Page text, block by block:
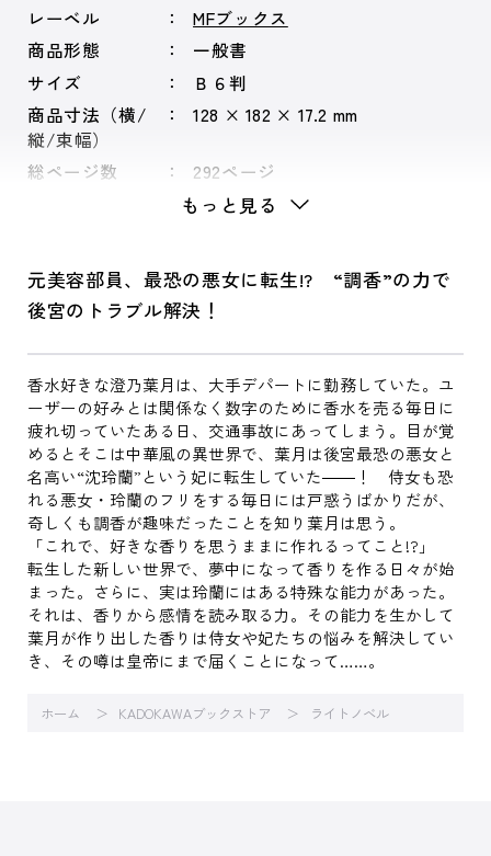
レーベル
MFブックス
商品形態
一般書
サイズ
Ｂ６判
商品寸法（横/
縦/束幅）
128 × 182 × 17.2 mm
総ページ数 292ページ
もっと見る
元美容部員、最恐の悪女に転生!? “調香”の力で
後宮のトラブル解決！
香水好きな澄乃葉月は、大手デパートに勤務していた。ユ
ーザーの好みとは関係なく数字のために香水を売る毎日に
疲れ切っていたある日、交通事故にあってしまう。目が覚
めるとそこは中華風の異世界で、葉月は後宮最恐の悪女と
名高い“沈玲蘭”という妃に転生していた――！ 侍女も恐
れる悪女・玲蘭のフリをする毎日には戸惑うばかりだが、
奇しくも調香が趣味だったことを知り葉月は思う。
「これで、好きな香りを思うままに作れるってこと!?」
転生した新しい世界で、夢中になって香りを作る日々が始
まった。さらに、実は玲蘭にはある特殊な能力があった。
それは、香りから感情を読み取る力。その能力を生かして
葉月が作り出した香りは侍女や妃たちの悩みを解決してい
き、その噂は皇帝にまで届くことになって……。
ホーム KADOKAWAブックストア ライトノベル